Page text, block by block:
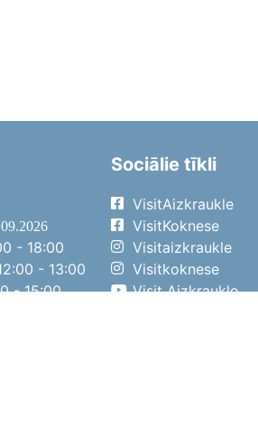
- 18:00
- 13:00
- 15:00
Sociālie tīkli
VisitAizkraukle
VisitKoknese
Visitaizkraukle
Visitkoknese
Visit Aizkraukle